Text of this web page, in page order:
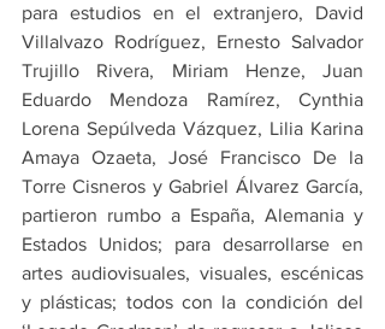
para estudios en el extranjero, David
Villalvazo Rodríguez, Ernesto Salvador
Trujillo Rivera, Miriam Henze, Juan
Eduardo Mendoza Ramírez, Cynthia
Lorena Sepúlveda Vázquez, Lilia Karina
Amaya Ozaeta, José Francisco De la
Torre Cisneros y Gabriel Álvarez García,
partieron rumbo a España, Alemania y
Estados Unidos; para desarrollarse en
artes audiovisuales, visuales, escénicas
y plásticas; todos con la condición del